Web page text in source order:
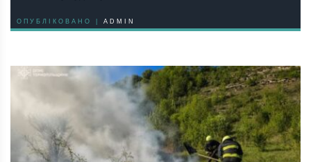
ОПУБЛІКОВАНО | ADMIN